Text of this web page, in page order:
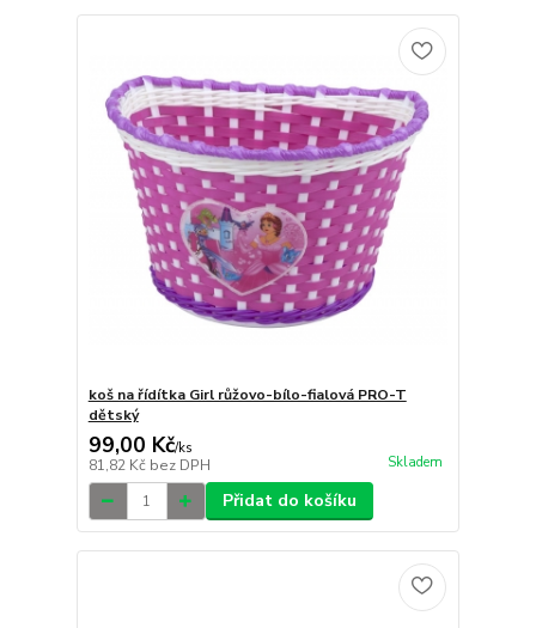
koš na řídítka Girl růžovo-bílo-fialová PRO-T
dětský
99,00 Kč/ks
81,82 Kč bez DPH Skladem
Přidat do košíku